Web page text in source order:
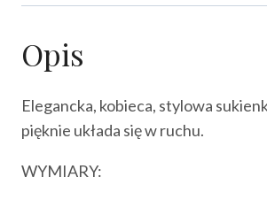
Opis
Elegancka, kobieca, stylowa
pięknie układa się w ruchu.
WYMIARY: